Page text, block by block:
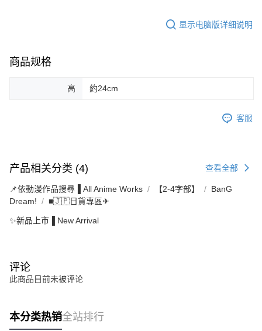
显示电脑版详细说明
商品规格
高 約24cm
客服
产品相关分类 (4) 查看全部
📌依動漫作品搜尋▐ All Anime Works 【2-4字部】
BanG
Dream!
■🇯🇵日貨專區✈
✨新品上市▐ New Arrival
评论
此商品目前未被评论
本分类热销全站排行